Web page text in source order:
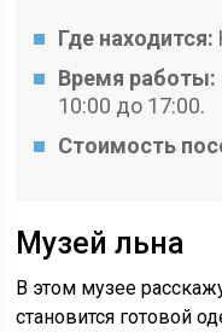
Где находится:
Время работы:
10:00 до 17:00.
Стоимость
Музей льна
В этом музее
становится готовой